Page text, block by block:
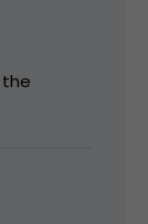
the